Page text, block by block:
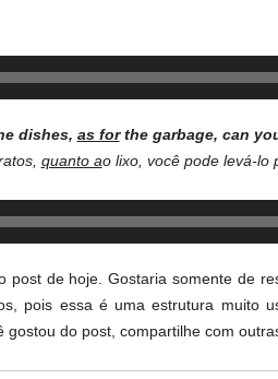
dishes, as forthe garbage, can
quanto ao lixo, você pode levá-lo
post de hoje. Gostaria somente de
pois essa é uma estrutura muito
gostou do post, compartilhe com